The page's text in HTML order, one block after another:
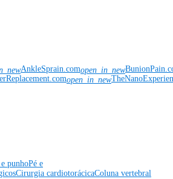
AnkleSprain.comopen_in_new
open_in_new
punhoPé e
Cirurgia cardiotorácicaColuna vertebral